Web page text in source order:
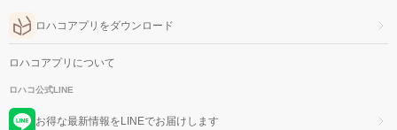
ロハコアプリをダウンロード
ロハコアプリについて
ロハコ公式LINE
お得な最新情報をLINEでお届けします